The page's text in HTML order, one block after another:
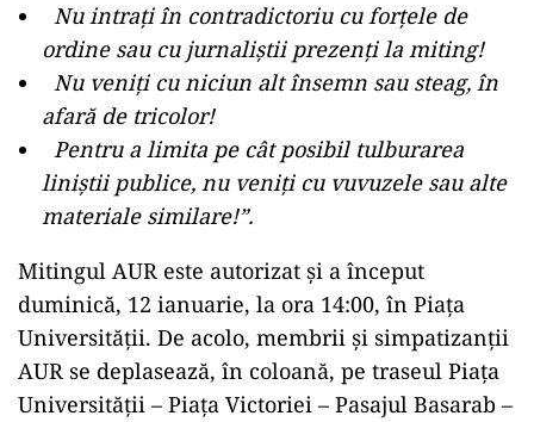
⁠ ⁠Nu intraţi în contradictoriu cu forţele de
ordine sau cu jurnaliştii prezenţi la miting!
⁠ ⁠Nu veniţi cu niciun alt însemn sau steag, în
afară de tricolor!
⁠ ⁠Pentru a limita pe cât posibil tulburarea
liniştii publice, nu veniţi cu vuvuzele sau alte
materiale similare!”.
Mitingul AUR este autorizat şi a început
duminică, 12 ianuarie, la ora 14:00, în Piaţa
Universităţii. De acolo, membrii și simpatizanții
AUR se deplasează, în coloană, pe traseul Piaţa
Universităţii – Piaţa Victoriei – Pasajul Basarab –